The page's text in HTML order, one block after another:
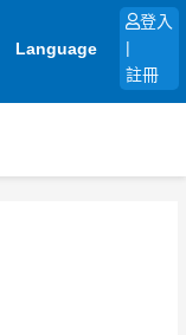
Language
登入
註冊